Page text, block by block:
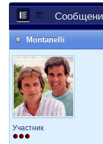
Montanelli
Участник